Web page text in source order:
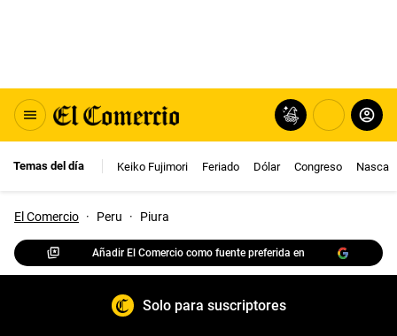
Temas del día Keiko Fujimori Feriado Dólar Congreso Nasca
El Comercio · Peru · Piura
Añadir El Comercio como fuente preferida en
Solo para suscriptores